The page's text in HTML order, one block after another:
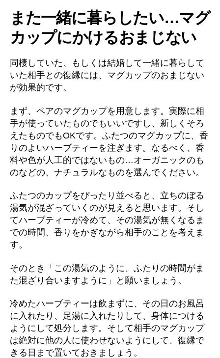
また一緒に暮らしたい…マグ
カップにかけるおまじない
同棲していた、もしくは結婚して一緒に暮らして
いた相手との復縁には、マグカップのおまじない
が効果的です。
まず、ペアのマグカップを用意します。実際に相
手が使っていたものでもいいですし、新しくそろ
えたものでもOKです。ふたつのマグカップに、香
りのよいハーブティーを注ぎます。なるべく、香
料や色が人工的ではないもの…オーガニックのも
のなどの、ナチュラルなものを選んでください。
ふたつのカップをぴったり並べると、立ちのぼる
湯気が混ざっていくのが見えると思います。そし
てハーブティーが冷めて、その湯気が無くなるま
での時間、香りをかぎながら相手のことを考えま
す。
そのとき「この湯気のように、ふたりの時間がま
た混ざり合いますように」と願いましょう。
冷めたハーブティーは飲まずに、その日のお風呂
に入れたり、足湯に入れたりして、身体につける
ようにして処分します。そして相手のマグカップ
は絶対に他の人に使わせないようにして、復縁で
きる日まで置いておきましょう。